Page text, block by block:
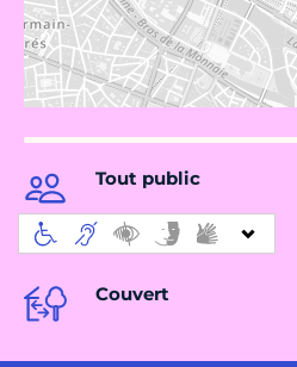
Tout public
Couvert